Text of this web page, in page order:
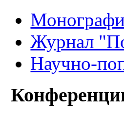
Журнал
Научно-